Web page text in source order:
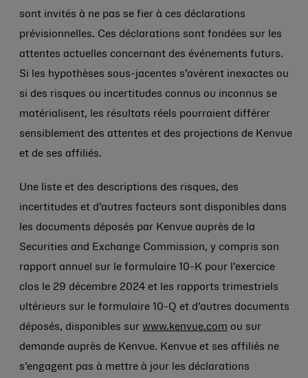
sont invités à ne pas se fier à ces déclarations
prévisionnelles. Ces déclarations sont fondées sur les
attentes actuelles concernant des événements futurs.
Si les hypothèses sous-jacentes s’avèrent inexactes ou
si des risques ou incertitudes connus ou inconnus se
matérialisent, les résultats réels pourraient différer
sensiblement des attentes et des projections de Kenvue
et de ses affiliés.
Une liste et des descriptions des risques, des
incertitudes et d’autres facteurs sont disponibles dans
les documents déposés par Kenvue auprès de la
Securities and Exchange Commission, y compris son
rapport annuel sur le formulaire 10-K pour l’exercice
clos le 29 décembre 2024 et les rapports trimestriels
ultérieurs sur le formulaire 10-Q et d’autres documents
déposés, disponibles sur www.kenvue.com ou sur
demande auprès de Kenvue. Kenvue et ses affiliés ne
s’engagent pas à mettre à jour les déclarations